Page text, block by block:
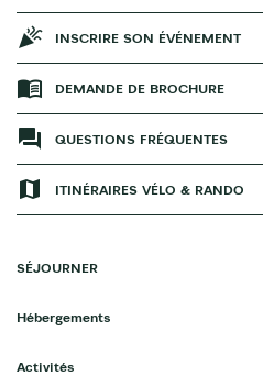
INSCRIRE SON ÉVÉNEMENT
DEMANDE DE BROCHURE
QUESTIONS FRÉQUENTES
ITINÉRAIRES VÉLO & RANDO
SÉJOURNER
Hébergements
Activités